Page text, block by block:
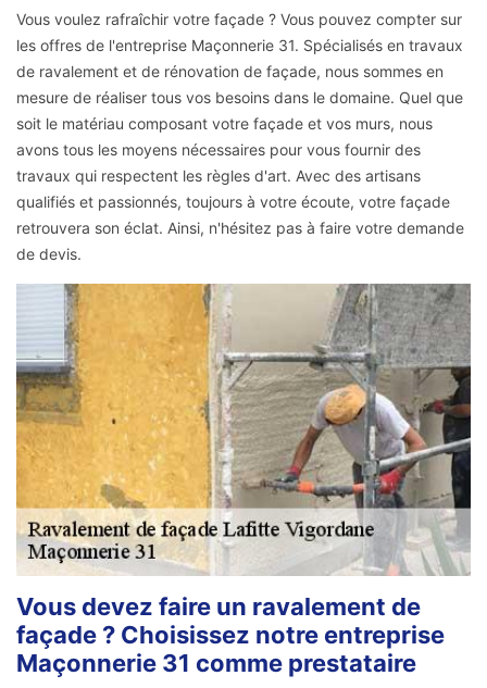
Vous voulez rafraîchir votre façade ? Vous pouvez compter sur
les offres de l'entreprise Maçonnerie 31. Spécialisés en travaux
de ravalement et de rénovation de façade, nous sommes en
mesure de réaliser tous vos besoins dans le domaine. Quel que
soit le matériau composant votre façade et vos murs, nous
avons tous les moyens nécessaires pour vous fournir des
travaux qui respectent les règles d'art. Avec des artisans
qualifiés et passionnés, toujours à votre écoute, votre façade
retrouvera son éclat. Ainsi, n'hésitez pas à faire votre demande
de devis.
Vous devez faire un ravalement de
façade ? Choisissez notre entreprise
Maçonnerie 31 comme prestataire